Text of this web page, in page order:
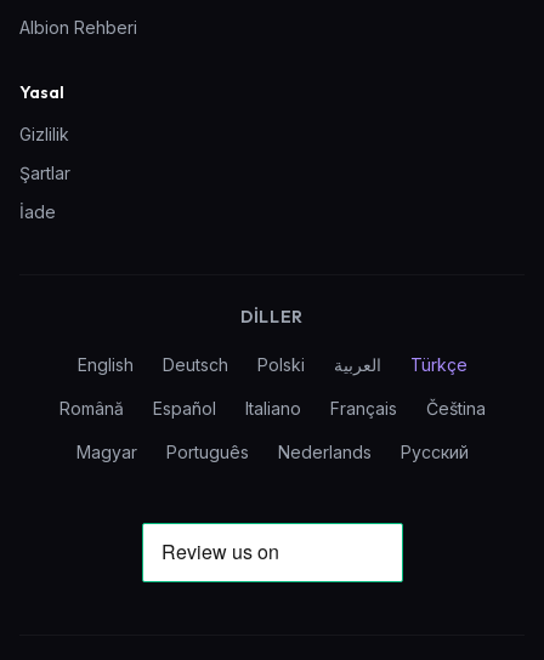
Albion Rehberi
Yasal
Gizlilik
Şartlar
İade
DILLER
English Deutsch Polski العربية Türkçe
Română Español Italiano Français Čeština
Magyar Português Nederlands Русский